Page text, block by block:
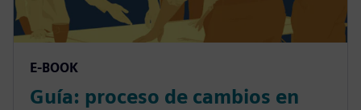
E-BOOK
Guía: proceso de cambios en